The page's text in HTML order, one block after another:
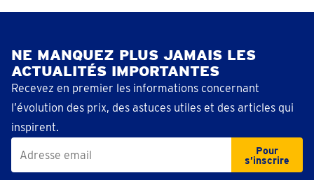
NE MANQUEZ PLUS JAMAIS LES
ACTUALITÉS IMPORTANTES​
Recevez en premier les informations concernant
l’évolution des prix, des astuces utiles et des articles qui
inspirent.​
Pour
s’inscrire